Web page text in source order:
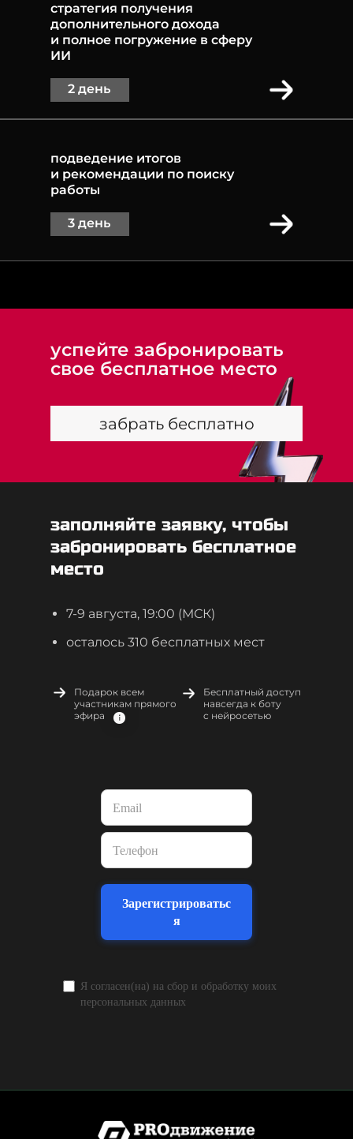
стратегия получения
дополнительного дохода
и полное погружение в сферу
ИИ
2 день
подведение итогов
и рекомендации по поиску
работы
3 день
успейте забронировать
свое бесплатное место
забрать бесплатно
заполняйте заявку, чтобы
забронировать бесплатное
место
Подарок всем
участникам прямого
эфира
Бесплатный доступ
навсегда к боту
c нейросетью
7-9 августа, 19:00 (МСК)
осталось 310 бесплатных мест
Зарегистрироватьс
я
Я согласен(на) на сбор и обработку моих
персональных данных